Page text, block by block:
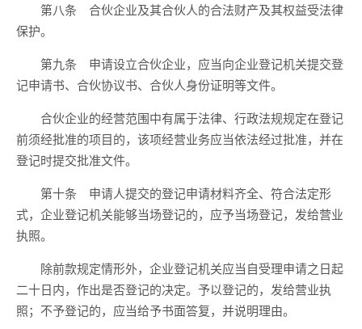
第八条 合伙企业及其合伙人的合法财产及其权益受法律
保护。
第九条 申请设立合伙企业，应当向企业登记机关提交登
记申请书、合伙协议书、合伙人身份证明等文件。
合伙企业的经营范围中有属于法律、行政法规规定在登记
前须经批准的项目的，该项经营业务应当依法经过批准，并在
登记时提交批准文件。
第十条 申请人提交的登记申请材料齐全、符合法定形
式，企业登记机关能够当场登记的，应予当场登记，发给营业
执照。
除前款规定情形外，企业登记机关应当自受理申请之日起
二十日内，作出是否登记的决定。予以登记的，发给营业执
照；不予登记的，应当给予书面答复，并说明理由。